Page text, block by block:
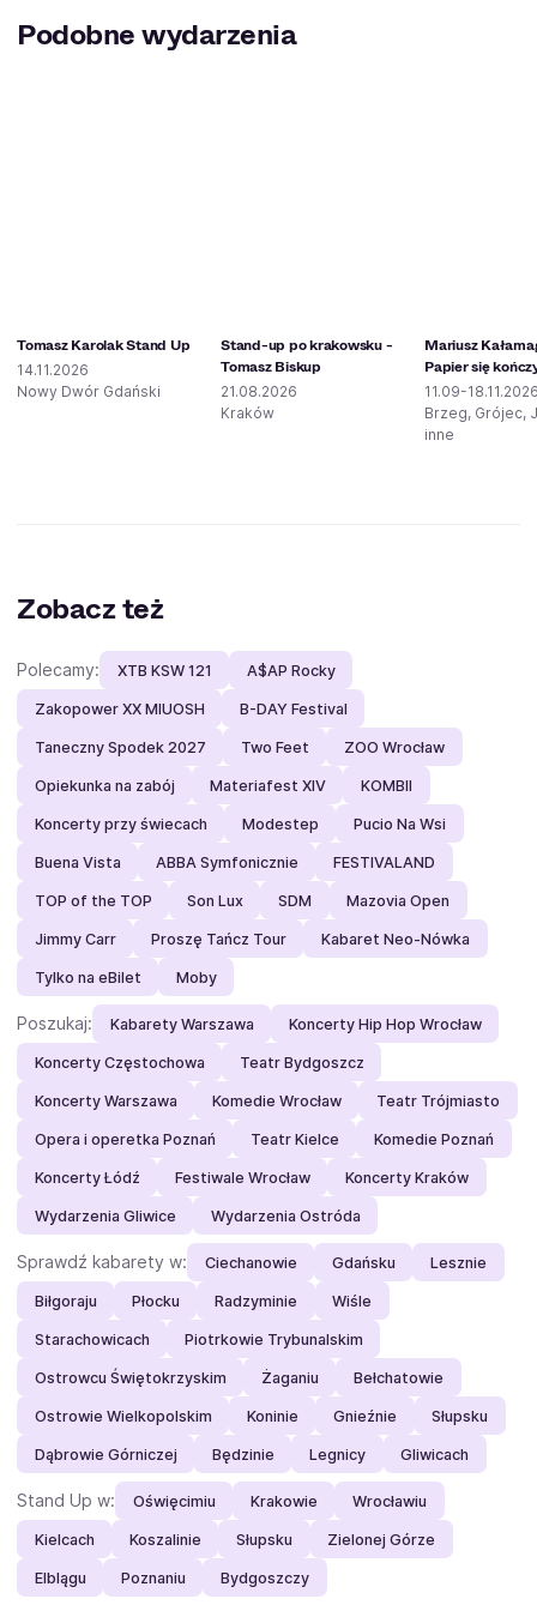
Podobne wydarzenia
Tomasz Karolak Stand Up
14.11.2026
Nowy Dwór Gdański
Stand-up po krakowsku -
Tomasz Biskup
21.08.2026
Kraków
Mariusz
Papier się
11.09-
Brzeg, Grójec,
inne
Zobacz też
Polecamy: XTB KSW 121 A$AP Rocky
Zakopower XX MIUOSH B-DAY Festival
Taneczny Spodek 2027 Two Feet ZOO Wrocław
Opiekunka na zabój Materiafest XIV KOMBII
Koncerty przy świecach Modestep Pucio Na Wsi
Buena Vista ABBA Symfonicznie FESTIVALAND
TOP of the TOP Son Lux SDM Mazovia Open
Jimmy Carr Proszę Tańcz Tour Kabaret Neo-Nówka
Tylko na eBilet Moby
Poszukaj: Kabarety Warszawa Koncerty Hip Hop Wrocław
Koncerty Częstochowa Teatr Bydgoszcz
Koncerty Warszawa Komedie Wrocław Teatr Trójmiasto
Opera i operetka Poznań Teatr Kielce Komedie Poznań
Koncerty Łódź Festiwale Wrocław Koncerty Kraków
Wydarzenia Gliwice Wydarzenia Ostróda
Sprawdź kabarety w: Ciechanowie Gdańsku Lesznie
Biłgoraju Płocku Radzyminie Wiśle
Starachowicach Piotrkowie Trybunalskim
Ostrowcu Świętokrzyskim Żaganiu Bełchatowie
Ostrowie Wielkopolskim Koninie Gnieźnie Słupsku
Dąbrowie Górniczej Będzinie Legnicy Gliwicach
Stand Up w: Oświęcimiu Krakowie Wrocławiu
Kielcach Koszalinie Słupsku Zielonej Górze
Elblągu Poznaniu Bydgoszczy